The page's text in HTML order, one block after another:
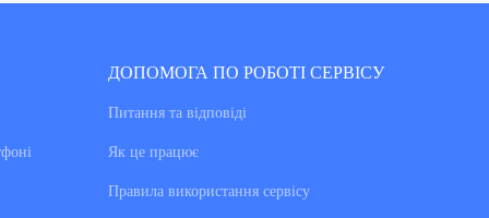
ДОПОМОГА ПО РОБОТІ СЕРВІСУ
Питання та вiдповiдi
Як це працює
Правила використання сервiсу